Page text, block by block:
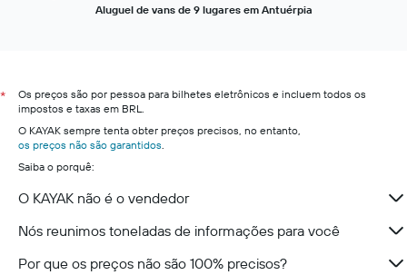
Aluguel de vans de 9 lugares em Antuérpia
*
Os preços são por pessoa para bilhetes eletrônicos e incluem todos os
impostos e taxas em BRL.
O KAYAK sempre tenta obter preços precisos, no entanto,
os preços não são garantidos.
Saiba o porquê:
O KAYAK não é o vendedor
Nós reunimos toneladas de informações para você
Por que os preços não são 100% precisos?